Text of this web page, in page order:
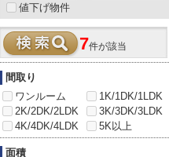
値下げ物件
7件が該当
間取り
ワンルーム
1K/1DK/1LDK
2K/2DK/2LDK
3K/3DK/3LDK
4K/4DK/4LDK
5K以上
面積